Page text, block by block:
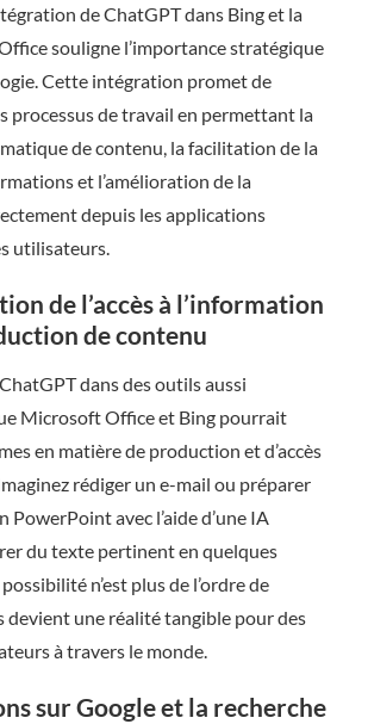
de ChatGPT dans Bing et la
souligne l’importance stratégique
Cette intégration promet de
processus de travail en permettant la
de contenu, la facilitation de la
et l’amélioration de la
depuis les applications
utilisateurs.
de l’accès à l’information
de contenu
dans des outils aussi
Microsoft Office et Bing pourrait
en matière de production et d’accès
rédiger un e-mail ou préparer
PowerPoint avec l’aide d’une IA
du texte pertinent en quelques
n’est plus de l’ordre de
devient une réalité tangible pour des
à travers le monde.
sur Google et la recherche